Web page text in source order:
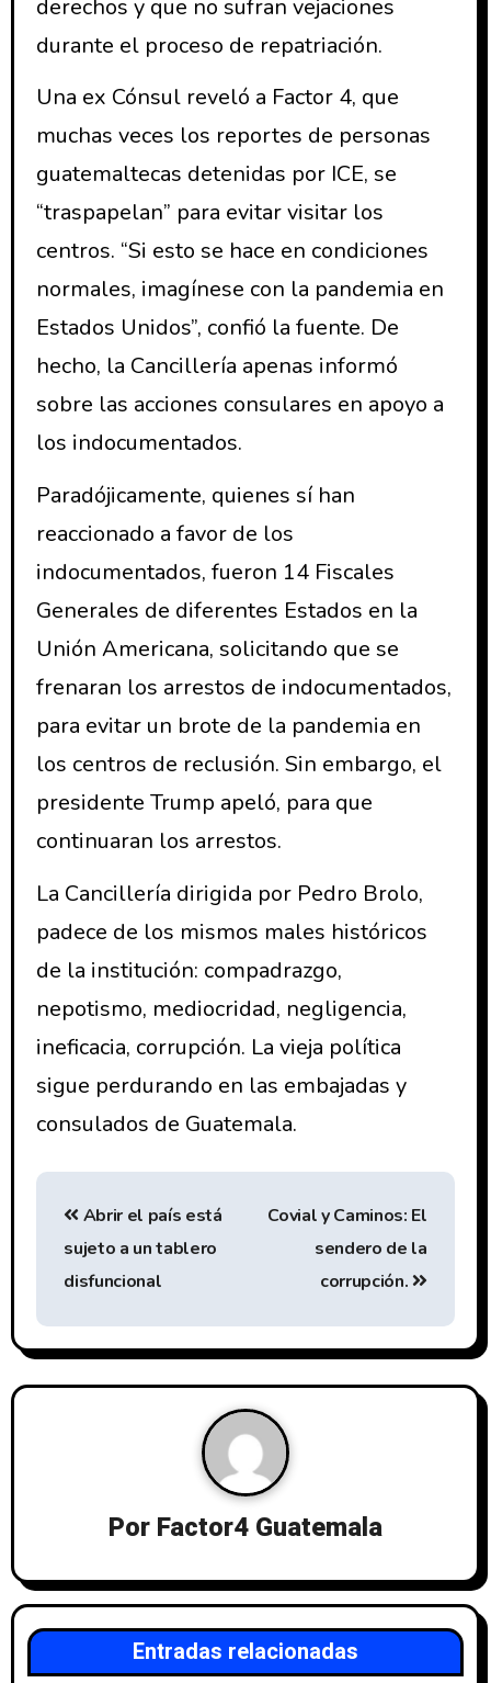
derechos y que no sufran vejaciones
durante el proceso de repatriación.
Una ex Cónsul reveló a Factor 4, que
muchas veces los reportes de personas
guatemaltecas detenidas por ICE, se
“traspapelan” para evitar visitar los
centros. “Si esto se hace en condiciones
normales, imagínese con la pandemia en
Estados Unidos”, confió la fuente. De
hecho, la Cancillería apenas informó
sobre las acciones consulares en apoyo a
los indocumentados.
Paradójicamente, quienes sí han
reaccionado a favor de los
indocumentados, fueron 14 Fiscales
Generales de diferentes Estados en la
Unión Americana, solicitando que se
frenaran los arrestos de indocumentados,
para evitar un brote de la pandemia en
los centros de reclusión. Sin embargo, el
presidente Trump apeló, para que
continuaran los arrestos.
La Cancillería dirigida por Pedro Brolo,
padece de los mismos males históricos
de la institución: compadrazgo,
nepotismo, mediocridad, negligencia,
ineficacia, corrupción. La vieja política
sigue perdurando en las embajadas y
consulados de Guatemala.
Abrir el país está
sujeto a un tablero
disfuncional
Covial y Caminos: El
sendero de la
corrupción.
Por Factor4 Guatemala
Entradas relacionadas